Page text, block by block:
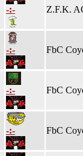
-:- Z.F.K.
-:- FbC
-:- FbC
-:- FbC